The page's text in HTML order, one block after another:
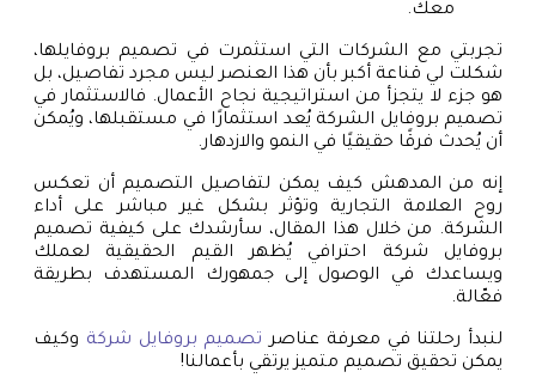
معك.
تجربتي مع الشركات التي استثمرت في تصميم بروفايلها،
شكلت لي قناعة أكبر بأن هذا العنصر ليس مجرد تفاصيل، بل
هو جزء لا يتجزأ من استراتيجية نجاح الأعمال. فالاستثمار في
تصميم بروفايل الشركة يُعد استثمارًا في مستقبلها، ويُمكن
أن يُحدث فرقًا حقيقيًا في النمو والازدهار.
إنه من المدهش كيف يمكن لتفاصيل التصميم أن تعكس
روح العلامة التجارية وتؤثر بشكل غير مباشر على أداء
الشركة. من خلال هذا المقال، سأرشدك على كيفية تصميم
بروفايل شركة احترافي يُظهر القيم الحقيقية لعملك
ويساعدك في الوصول إلى جمهورك المستهدف بطريقة
فعّالة.
لنبدأ رحلتنا في معرفة عناصر تصميم بروفايل شركة وكيف
يمكن تحقيق تصميم متميز يرتقي بأعمالنا!